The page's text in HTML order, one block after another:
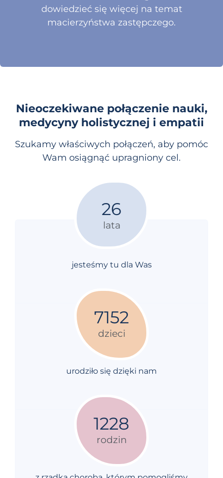
dowiedzieć się więcej na temat
macierzyństwa zastępczego.
Nieoczekiwane połączenie nauki,
medycyny holistycznej i empatii
Szukamy właściwych połączeń, aby pomóc
Wam osiągnąć upragniony cel.
lata
26
jesteśmy tu dla Was
dzieci
7152
urodziło się dzięki nam
rodzin
1228